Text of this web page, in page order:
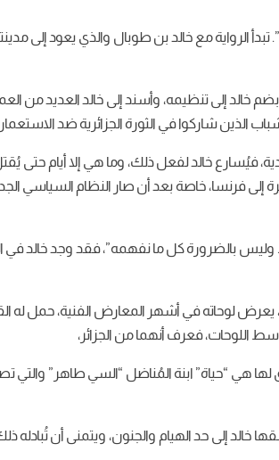
الرواية مع خالد بن طوبال والذي يعود إلى
إلى تنظيمه، وأسند إلى خالد العديد من
الذين شاركوا في الثورة الجزائرية ضد
فيُسارع خالد لفعل ذلك، وما هي إلا أيام حتى
حتى يُقرر الهجرة إلى فرنسا، خاصة بعد أن صار النظام
وليس بالضرورة كل ما نفهمه”، فقد وجد خالد
يعرض لوحاته في أشهر المعارض الفنية، حمل له
اللوحات، فعرف أنهما من الجزائر،
لها هي “حياة” ابنة المُناضل “السي طاهر”
إلى حد الهيام والجنون، ويتمنى أن تُبادله